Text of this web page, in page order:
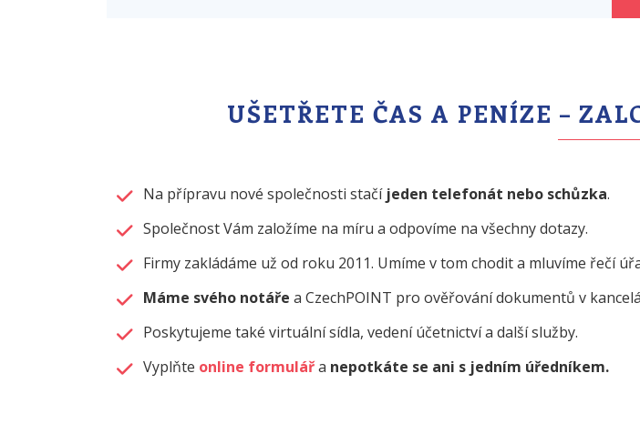
UŠETŘETE ČAS A PENÍZE –
Na přípravu nové společnosti stačí jeden telefonát nebo schůzka.
Společnost Vám založíme na míru a odpovíme na všechny dotazy.
Firmy zakládáme už od roku 2011. Umíme v tom chodit a mluvíme řečí
Máme svého notáře a CzechPOINT pro ověřování dokumentů v
Poskytujeme také virtuální sídla, vedení účetnictví a další služby.
Vyplňte online formulářa nepotkáte se ani s jedním úředníkem.